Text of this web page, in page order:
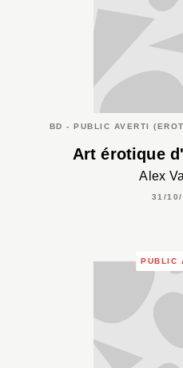
BD - PUBLIC AVERTI
Art érotique
Alex
31/10/
PUBLIC